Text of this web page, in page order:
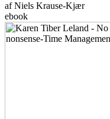
af Niels Krause-Kjær
ebook